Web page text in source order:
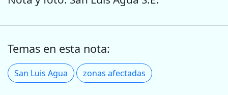
Temas en esta nota:
San Luis Agua zonas afectadas